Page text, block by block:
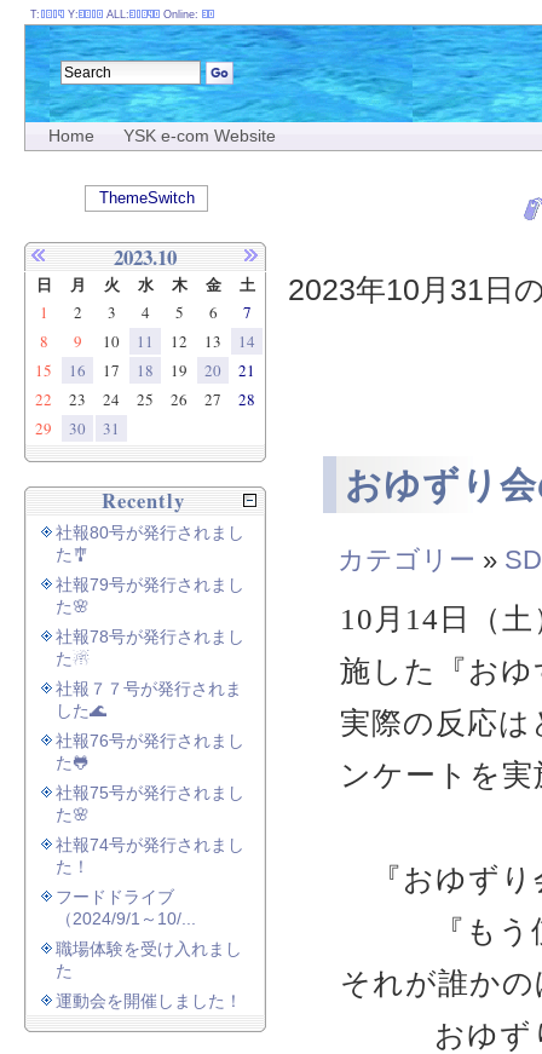
Home YSK e-com Website
2023年10月31日
おゆずり
カテゴリー »
10月14日（
施した『おゆ
実際の反応
ンケートを
『おゆず
『もう使
それが誰か
おゆずり
T: Y: ALL: Online:
ThemeSwitch
2023.10
日 月 火 水 木 金 土
1 2 3 4 5 6
7
8
9 10 11 12 13
14
15
16 17 18 19 20
21
22
23 24 25 26 27
28
29
30 31
Recently
社報80号が発行されまし
た🎐
社報79号が発行されまし
た🌸
社報78号が発行されまし
た☃
社報７７号が発行されま
した🌊
社報76号が発行されまし
た🐸
社報75号が発行されまし
た🌸
社報74号が発行されまし
た！
フードドライブ
（2024/9/1～10/...
職場体験を受け入れまし
た
運動会を開催しました！